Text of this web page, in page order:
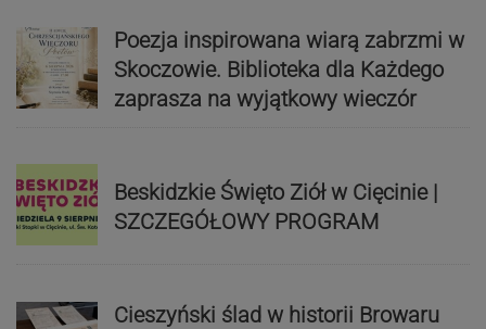
Poezja inspirowana wiarą zabrzmi w
Skoczowie. Biblioteka dla Każdego
zaprasza na wyjątkowy wieczór
Beskidzkie Święto Ziół w Cięcinie |
SZCZEGÓŁOWY PROGRAM
Cieszyński ślad w historii Browaru